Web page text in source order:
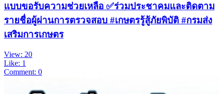
แบบขอรับความช่วยเหลือ ✅️ร่วมประชาคมและติดตาม
รายชื่อผู้ผ่านการตรวจสอบ #เกษตรรู้สู้ภัยพิบัติ #กรมส่ง
เสริมการเกษตร
View: 20
Like: 1
Comment: 0